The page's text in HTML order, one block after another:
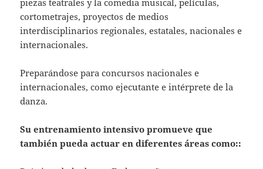
piezas teatrales y la comedia musical, películas,
cortometrajes, proyectos de medios
interdisciplinarios regionales, estatales, nacionales e
internacionales.
Preparándose para concursos nacionales e
internacionales, como ejecutante e intérprete de la
danza.
Su entrenamiento intensivo promueve que
también pueda actuar en diferentes áreas como::